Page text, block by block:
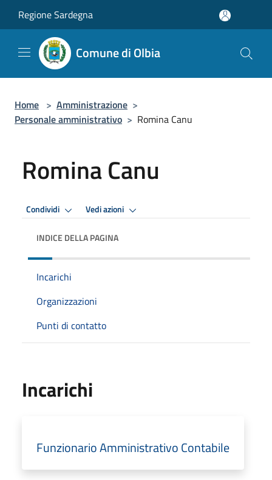
Regione Sardegna
Comune di Olbia
Home > Amministrazione >
Personale amministrativo > Romina Canu
Romina Canu
Condividi Vedi azioni
INDICE DELLA PAGINA
Incarichi
Organizzazioni
Punti di contatto
Incarichi
Funzionario Amministrativo Contabile